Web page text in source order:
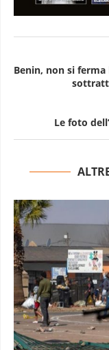
Benin, non si
Le foto